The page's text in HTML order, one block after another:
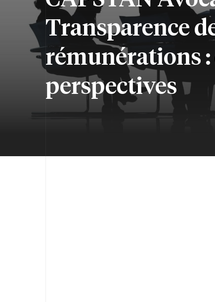
Transparence
rémunérations
perspectives